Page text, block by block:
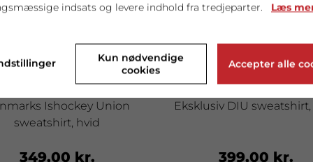
Ishockey Union
sweatshirt, hvid
349,00 kr.
Eksklusiv DIU sweatshirt,
399,00 kr.
indsats og levere indhold fra tredjeparter. Læs
Kun nødvendige
cookies
Accepter alle